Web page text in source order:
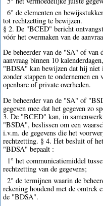
6° de elementen en
tot rechtzetting te bewijzen.
§ 2. De "BCED" bericht
vóór het overmaken van de
De beheerder van de "SA" of van
aanvraag binnen 10
"BDSA" kan bewijzen dat hij niet
zonder stappen te ondernemen
openbare of private overheden.
De beheerder van de "SA" of
gegeven mee dat het gegeven zo
3. De "BCED" kan, in
"BSDA", beslissen om een
i.v.m. de gegevens die het
rechtzetting. § 4. Het besluit of
"BDSA" bepaalt :
1° het communicatiemiddel
rechtzetting van de gegevens;
2° de termijnen waarin de
rekening houdend met de omtrek
de "BDSA".